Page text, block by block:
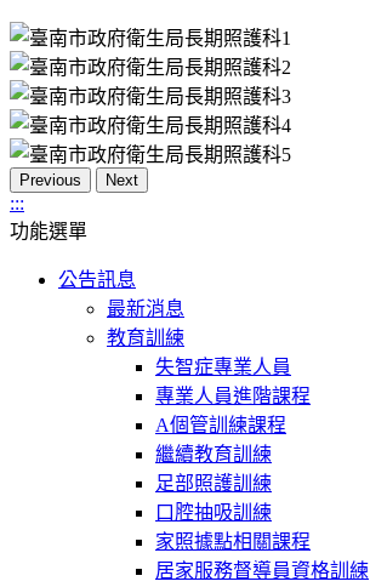
Previous Next
:::
功能選單
公告訊息
最新消息
教育訓練
失智症專業人員
專業人員進階課程
A個管訓練課程
繼續教育訓練
足部照護訓練
口腔抽吸訓練
家照據點相關課程
居家服務督導員資格訓練